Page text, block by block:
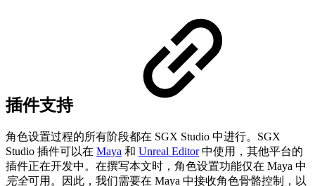
插件支持
角色设置过程的所有阶段都在 SGX Studio 中进行。SGX
Studio 插件可以在 Maya 和 Unreal Editor中使用，其他平台的
插件正在开发中。在撰写本文时，角色设置功能仅在 Maya 中
完全可用。因此，我们需要在 Maya 中接收角色骨骼控制，以